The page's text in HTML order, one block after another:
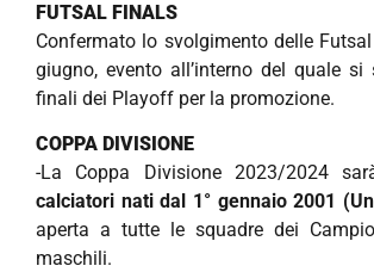
FUTSAL FINALS
Confermato lo svolgimento delle
giugno, evento all’interno del quale si
finali dei Playoff per la promozione.
COPPA DIVISIONE
-La Coppa Divisione 2023/2024
calciatori nati dal 1° gennaio 2001
aperta a tutte le squadre dei
maschili.